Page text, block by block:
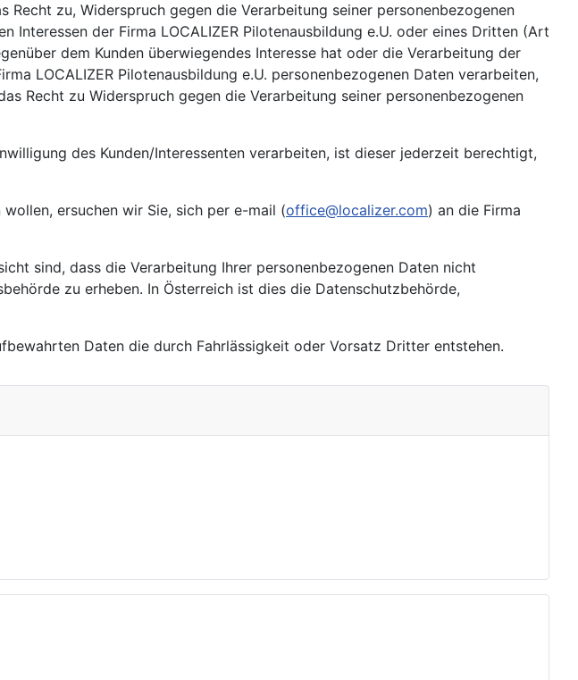
zu, Widerspruch gegen die Verarbeitung seiner personenbezogenen
der Firma LOCALIZER Pilotenausbildung e.U. oder eines Dritten (Art
dem Kunden überwiegendes Interesse hat oder die Verarbeitung der
LOCALIZER Pilotenausbildung e.U. personenbezogenen Daten verarbeiten,
Recht zu Widerspruch gegen die Verarbeitung seiner personenbezogenen
des Kunden/Interessenten verarbeiten, ist dieser jederzeit berechtigt,
ersuchen wir Sie, sich per e-mail (office@localizer.com) an die Firma
sind, dass die Verarbeitung Ihrer personenbezogenen Daten nicht
zu erheben. In Österreich ist dies die Datenschutzbehörde,
Daten die durch Fahrlässigkeit oder Vorsatz Dritter entstehen.